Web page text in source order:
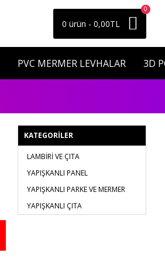
0 ürün - 0,00TL
0
PVC MERMER LEVHALAR 3D
KATEGORILER
LAMBİRİ VE ÇITA
YAPIŞKANLI PANEL
YAPIŞKANLI PARKE VE MERMER
YAPIŞKANLI ÇITA